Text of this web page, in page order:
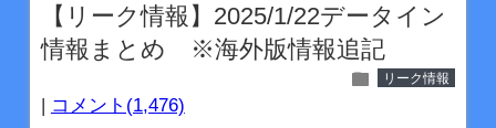
【リーク情報】2025/1/22データイン
情報まとめ ※海外版情報追記
folder リーク情報
| コメント(1,476)